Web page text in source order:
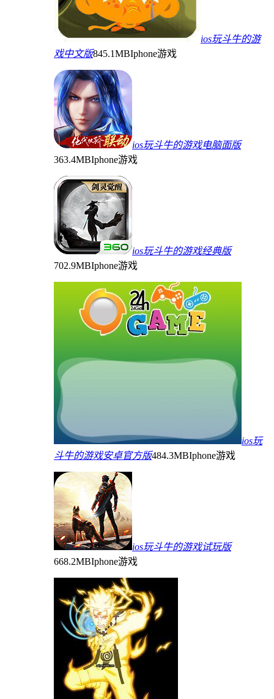
ios玩斗牛的游
戏中文版845.1MBIphone游戏
ios玩斗牛的游戏电脑面版
363.4MBIphone游戏
ios玩斗牛的游戏经典版
702.9MBIphone游戏
ios玩
斗牛的游戏安卓官方版484.3MBIphone游戏
ios玩斗牛的游戏试玩版
668.2MBIphone游戏